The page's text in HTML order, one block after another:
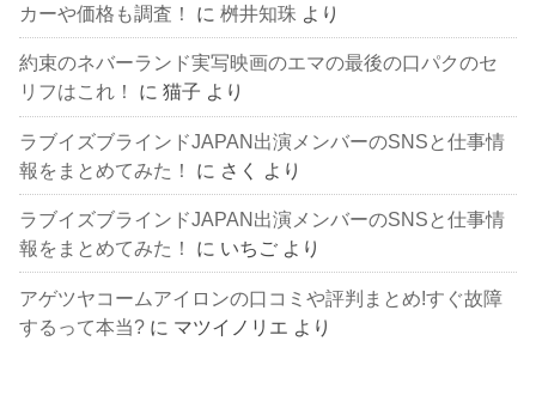
カーや価格も調査！
に桝井知珠 より
約束のネバーランド実写映画のエマの最後の口パクのセ
リフはこれ！
に猫子 より
ラブイズブラインドJAPAN出演メンバーのSNSと仕事情
報をまとめてみた！
に さく より
ラブイズブラインドJAPAN出演メンバーのSNSと仕事情
報をまとめてみた！
に いちご より
アゲツヤコームアイロンの口コミや評判まとめ!すぐ故障
するって本当? に マツイノリエ より